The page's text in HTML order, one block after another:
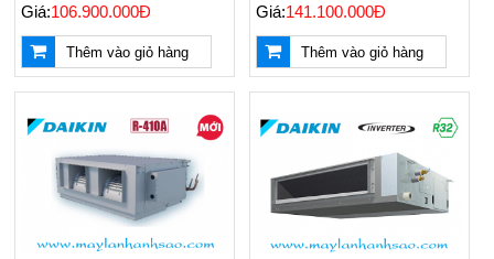
Giá:106.900.000Đ
Thêm vào giỏ hàng
Giá:141.100.000Đ
Thêm vào giỏ hàng